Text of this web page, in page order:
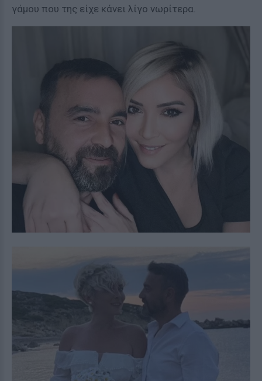
γάμου που της είχε κάνει λίγο νωρίτερα.